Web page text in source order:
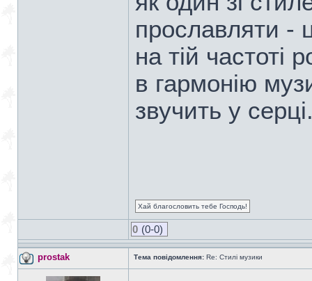
прославляти -
на тій частоті
в гармонію
звучить у
Хай благословить тебе Господь!
0 (0-0)
prostak Тема повідомлення: Re: Стилі музики